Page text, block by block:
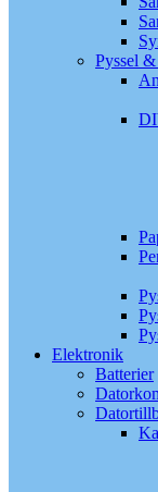
Pyssel
Elektronik
Batterier